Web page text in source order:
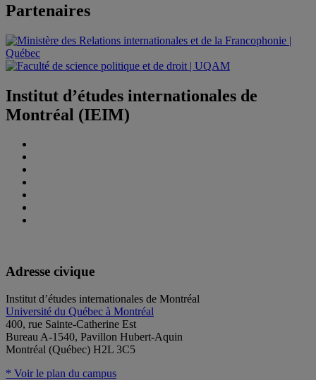
Partenaires
Institut d’études internationales de
Montréal (IEIM)
Adresse civique
Institut d’études internationales de Montréal
Université du Québec à Montréal
400, rue Sainte-Catherine Est
Bureau A-1540, Pavillon Hubert-Aquin
Montréal (Québec) H2L 3C5
* Voir le plan du campus